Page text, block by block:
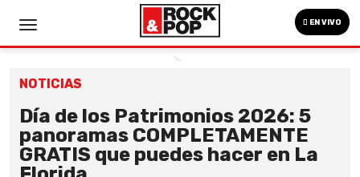
EN VIVO
NOTICIAS
Día de los Patrimonios 2026: 5
panoramas COMPLETAMENTE
GRATIS que puedes hacer en La